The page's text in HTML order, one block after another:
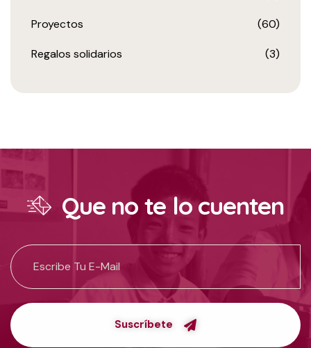
Proyectos (60)
Regalos solidarios (3)
Que no te lo cuenten
Suscríbete